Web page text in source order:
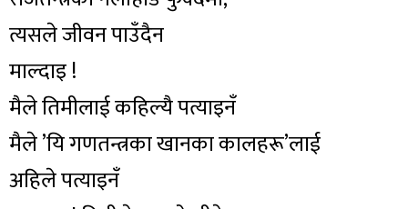
त्यसले जीवन पाउँदैन
माल्दाइ !
मैले तिमीलाई कहिल्यै पत्याइनँ
मैले ’यि गणतन्त्रका खानका कालहरू’लाई
अहिले पत्याइनँ